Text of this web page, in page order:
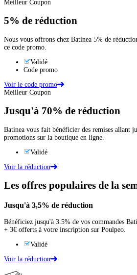
Meilleur Coupon
5% de réduction
Nous vous offrons chez Batinea 5% de
ce code promo.
Validé
Code promo
Voir le code promo
Meilleur Coupon
Jusqu'à 70% de réduction
Batinea vous fait bénéficier des remises allant
promotions sur la boutique en ligne.
Validé
Voir la réduction
Les offres populaires de la
Jusqu'à 3,5% de réduction
Bénéficiez jusqu'à 3.5% de vos commandes
+ 3€ offerts à votre inscription sur Poulpeo.
Validé
Voir la réduction